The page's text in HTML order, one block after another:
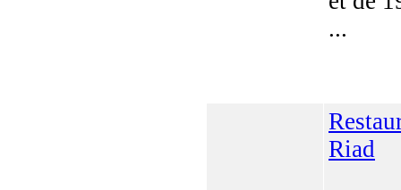
...
Riad